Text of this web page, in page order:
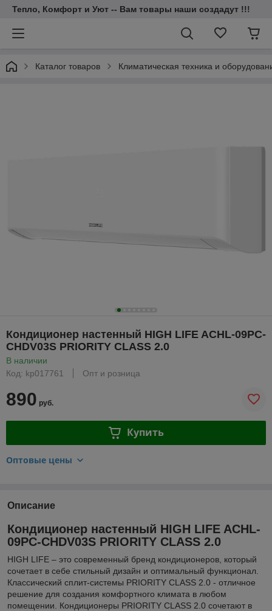
Тепло, Комфорт и Уют -- Вам товары наши создадут !!!
Каталог товаров Климатическая техника и
Кондиционер настенный HIGH LIFE ACHL-09PC-
CHDV03S PRIORITY CLASS 2.0
В наличии
Код: kp017761
Опт и розница
890 руб.
Купить
Оптовые цены
Описание
Кондиционер настенный HIGH LIFE ACHL-
09PC-CHDV03S PRIORITY CLASS 2.0
HIGH LIFE – это современный бренд кондиционеров, который
сочетает в себе стильный дизайн и оптимальный функционал.
Классический сплит-системы PRIORITY CLASS 2.0 - отличное
решение для создания комфортного климата в любом
помещении. Кондиционеры PRIORITY CLASS 2.0 сочетают в